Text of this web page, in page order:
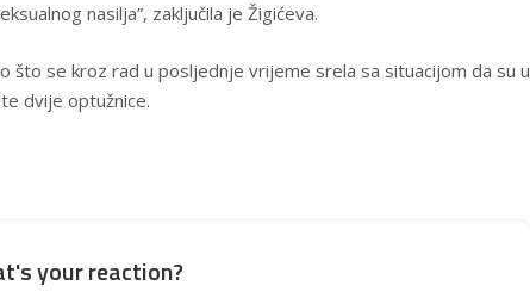
nasilja”, zaključila je Žigićeva.
što se kroz rad u posljednje vrijeme srela sa situacijom da su u
dvije optužnice.
your reaction?